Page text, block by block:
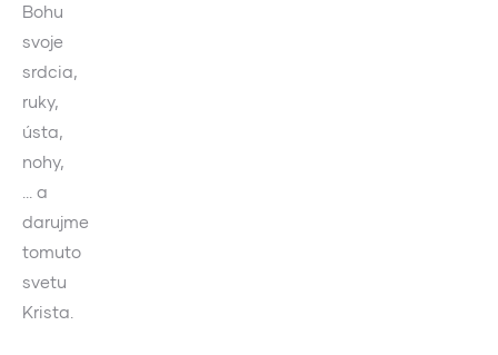
Bohu
svoje
srdcia,
ruky,
ústa,
nohy,
… a
darujme
tomuto
svetu
Krista.